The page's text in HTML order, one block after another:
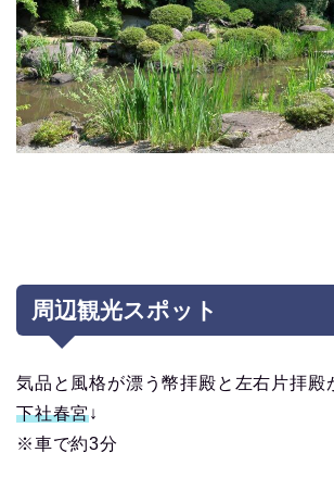
周辺観光スポット
気品と風格が漂う幣拝殿と左右片拝殿
下社春宮↓
※車で約3分